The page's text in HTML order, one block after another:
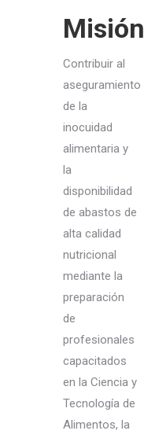
Misión
Contribuir al
aseguramiento
de la
inocuidad
alimentaria y
la
disponibilidad
de abastos de
alta calidad
nutricional
mediante la
preparación
de
profesionales
capacitados
en la Ciencia y
Tecnología de
Alimentos, la